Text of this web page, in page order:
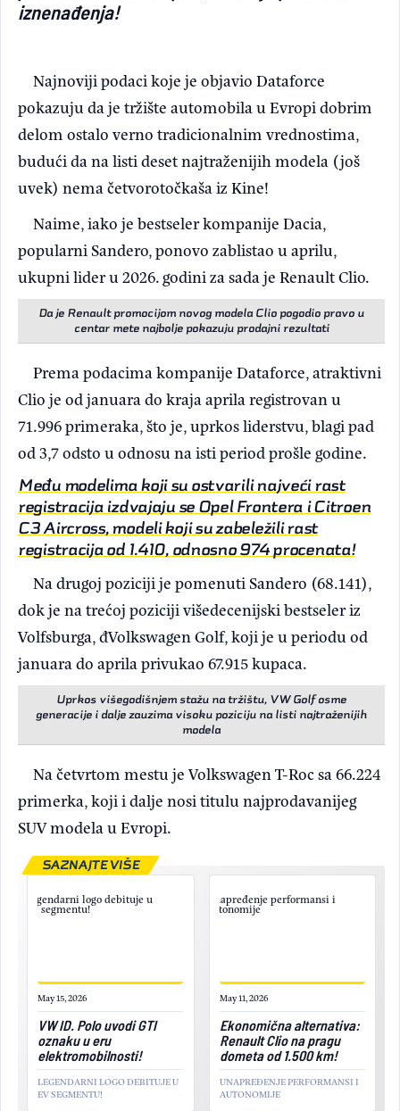
iznenađenja!
Najnoviji podaci koje je objavio Dataforce
pokazuju da je tržište automobila u Evropi dobrim
delom ostalo verno tradicionalnim vrednostima,
budući da na listi deset najtraženijih modela (još
uvek) nema četvorotočkaša iz Kine!
Naime, iako je bestseler kompanije Dacia,
popularni Sandero, ponovo zablistao u aprilu,
ukupni lider u 2026. godini za sada je Renault Clio.
Da je Renault promocijom novog modela Clio pogodio pravo u
centar mete najbolje pokazuju prodajni rezultati
Prema podacima kompanije Dataforce, atraktivni
Clio je od januara do kraja aprila registrovan u
71.996 primeraka, što je, uprkos liderstvu, blagi pad
od 3,7 odsto u odnosu na isti period prošle godine.
Među modelima koji su ostvarili najveći rast
registracija izdvajaju se Opel Frontera i Citroen
C3 Aircross, modeli koji su zabeležili rast
registracija od 1.410, odnosno 974 procenata!
Na drugoj poziciji je pomenuti Sandero (68.141),
dok je na trećoj poziciji višedecenijski bestseler iz
Volfsburga, đVolkswagen Golf, koji je u periodu od
januara do aprila privukao 67.915 kupaca.
Uprkos višegodišnjem stažu na tržištu, VW Golf osme
generacije i dalje zauzima visoku poziciju na listi najtraženijih
modela
Na četvrtom mestu je Volkswagen T-Roc sa 66.224
primerka, koji i dalje nosi titulu najprodavanijeg
SUV modela u Evropi.
May 15, 2026
VW ID. Polo uvodi GTI
oznaku u eru
elektromobilnosti!
LEGENDARNI LOGO DEBITUJE U
EV SEGMENTU!
May 11, 2026
Ekonomična alternativa:
Renault Clio na pragu
dometa od 1.500 km!
UNAPREĐENJE PERFORMANSI I
AUTONOMIJE
SAZNAJTE VIŠE